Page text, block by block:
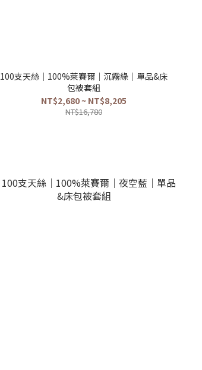
100支天絲｜100%萊賽爾｜沉霧綠｜單品&床
包被套組
NT$2,680 ~ NT$8,205
NT$16,780